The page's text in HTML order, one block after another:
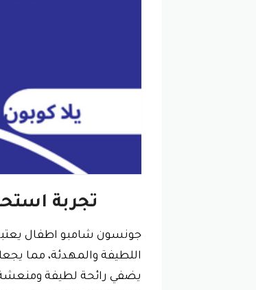
تجربة
جونسون شامبو اطفال يعتبر
اللطيفة والمهدئة، مما
يضفي رائحة لطيفة